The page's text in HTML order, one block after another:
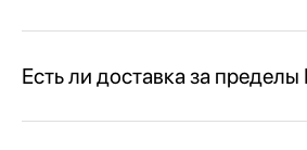
Есть ли доставка за